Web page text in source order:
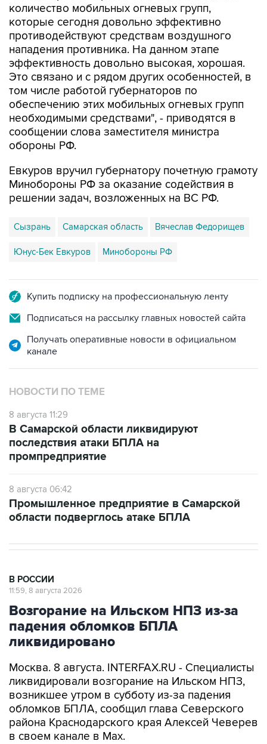
количество мобильных огневых групп,
которые сегодня довольно эффективно
противодействуют средствам воздушного
нападения противника. На данном этапе
эффективность довольно высокая, хорошая.
Это связано и с рядом других особенностей, в
том числе работой губернаторов по
обеспечению этих мобильных огневых групп
необходимыми средствами", - приводятся в
сообщении слова заместителя министра
обороны РФ.
Евкуров вручил губернатору почетную грамоту
Минобороны РФ за оказание содействия в
решении задач, возложенных на ВС РФ.
Сызрань Самарская область Вячеслав Федорищев
Юнус-Бек Евкуров Минобороны РФ
Купить подписку на профессиональную ленту
Подписаться на рассылку главных новостей сайта
Получать оперативные новости в официальном
канале
НОВОСТИ ПО ТЕМЕ
8 августа 11:29
В Самарской области ликвидируют
последствия атаки БПЛА на
промпредприятие
8 августа 06:42
Промышленное предприятие в Самарской
области подверглось атаке БПЛА
В РОССИИ
11:59, 8 августа 2026
Возгорание на Ильском НПЗ из-за
падения обломков БПЛА
ликвидировано
Москва. 8 августа. INTERFAX.RU - Специалисты
ликвидировали возгорание на Ильском НПЗ,
возникшее утром в субботу из-за падения
обломков БПЛА, сообщил глава Северского
района Краснодарского края Алексей Чеверев
в своем канале в Max.